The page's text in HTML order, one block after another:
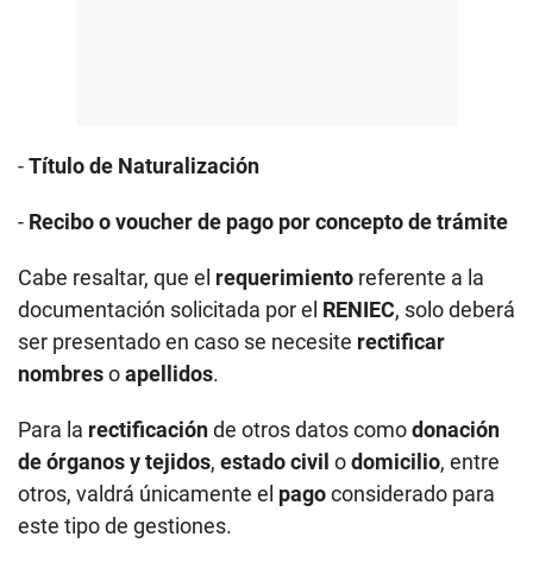
-Título de Naturalización
- Recibo o voucher de pago por concepto de trámite
Cabe resaltar, que el requerimiento referente a la
documentación solicitada por el RENIEC, solo deberá
ser presentado en caso se necesite rectificar
nombresoapellidos.
Para la rectificaciónde otros datos comodonación
de órganos y tejidos, estado civil odomicilio, entre
otros, valdrá únicamente el pagoconsiderado para
este tipo de gestiones.